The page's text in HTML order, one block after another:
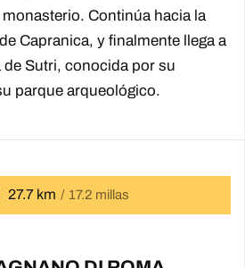
Continúa hacia la
Capranica, y finalmente llega a
Sutri, conocida por su
parque arqueológico.
27.7 km 17.2 millas